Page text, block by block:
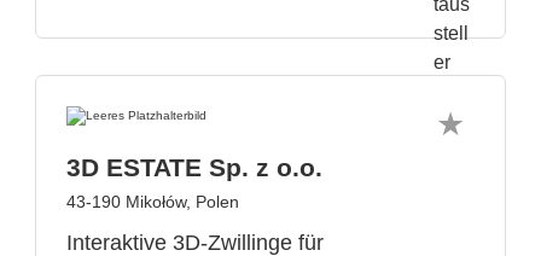
3D ESTATE Sp. z o.o.
43-190 Mikołów, Polen
Interaktive 3D-Zwillinge für